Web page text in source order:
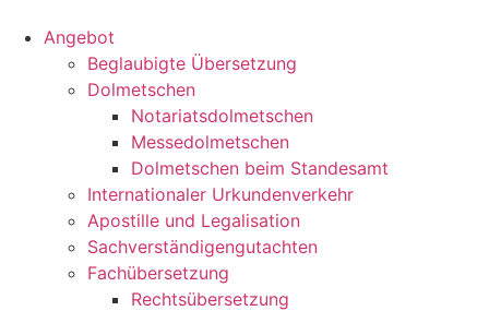
Angebot
Beglaubigte Übersetzung
Dolmetschen
Notariatsdolmetschen
Messedolmetschen
Dolmetschen beim Standesamt
Internationaler Urkundenverkehr
Apostille und Legalisation
Sachverständigengutachten
Fachübersetzung
Rechtsübersetzung